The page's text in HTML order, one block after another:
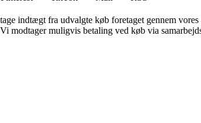
indtægt fra udvalgte køb foretaget gennem vores
modtager muligvis betaling ved køb via